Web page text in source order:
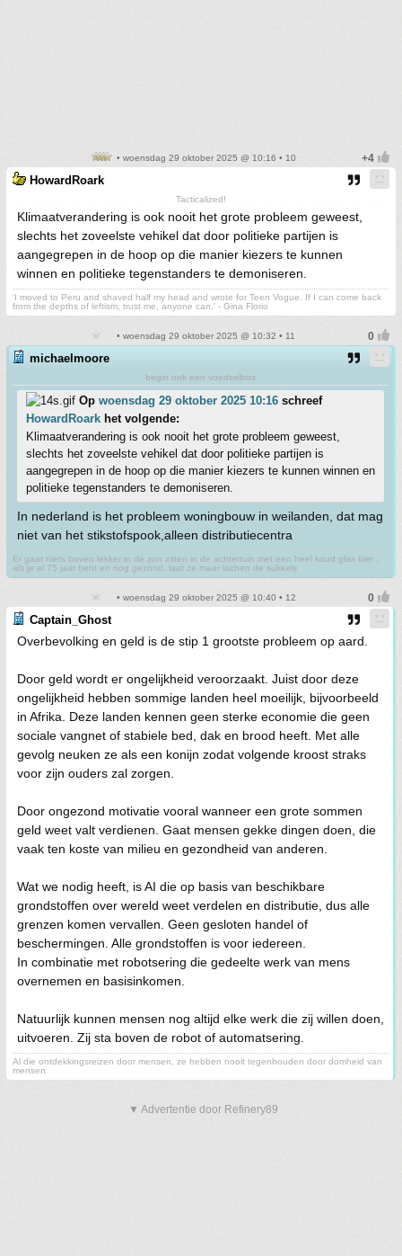
• woensdag 29 oktober 2025 @ 10:16 • 10
HowardRoark
Tacticalized!
Klimaatverandering is ook nooit het grote probleem geweest,
slechts het zoveelste vehikel dat door politieke partijen is
aangegrepen in de hoop op die manier kiezers te kunnen
winnen en politieke tegenstanders te demoniseren.
'I moved to Peru and shaved half my head and wrote for Teen Vogue. If I can come back
from the depths of leftism, trust me, anyone can.' - Gina Florio
• woensdag 29 oktober 2025 @ 10:32 • 11
michaelmoore
begin ook een voedselbos
Op woensdag 29 oktober 2025 10:16 schreef
HowardRoark het volgende:
Klimaatverandering is ook nooit het grote probleem geweest,
slechts het zoveelste vehikel dat door politieke partijen is
aangegrepen in de hoop op die manier kiezers te kunnen winnen en
politieke tegenstanders te demoniseren.
In nederland is het probleem woningbouw in weilanden, dat mag
niet van het stikstofspook,alleen distributiecentra
Er gaat niets boven lekker in de zon zitten in de achtertuin met een heel koud glas bier ,
als je al 75 jaar bent en nog gezond, laat ze maar lachen de sukkels
• woensdag 29 oktober 2025 @ 10:40 • 12
Captain_Ghost
Overbevolking en geld is de stip 1 grootste probleem op aard.
Door geld wordt er ongelijkheid veroorzaakt. Juist door deze
ongelijkheid hebben sommige landen heel moeilijk, bijvoorbeeld
in Afrika. Deze landen kennen geen sterke economie die geen
sociale vangnet of stabiele bed, dak en brood heeft. Met alle
gevolg neuken ze als een konijn zodat volgende kroost straks
voor zijn ouders zal zorgen.
Door ongezond motivatie vooral wanneer een grote sommen
geld weet valt verdienen. Gaat mensen gekke dingen doen, die
vaak ten koste van milieu en gezondheid van anderen.
Wat we nodig heeft, is AI die op basis van beschikbare
grondstoffen over wereld weet verdelen en distributie, dus alle
grenzen komen vervallen. Geen gesloten handel of
beschermingen. Alle grondstoffen is voor iedereen.
In combinatie met robotsering die gedeelte werk van mens
overnemen en basisinkomen.
Natuurlijk kunnen mensen nog altijd elke werk die zij willen doen,
uitvoeren. Zij sta boven de robot of automatsering.
Al die ontdekkingsreizen door mensen, ze hebben nooit tegenhouden door domheid van
mensen
▼ Advertentie door Refinery89